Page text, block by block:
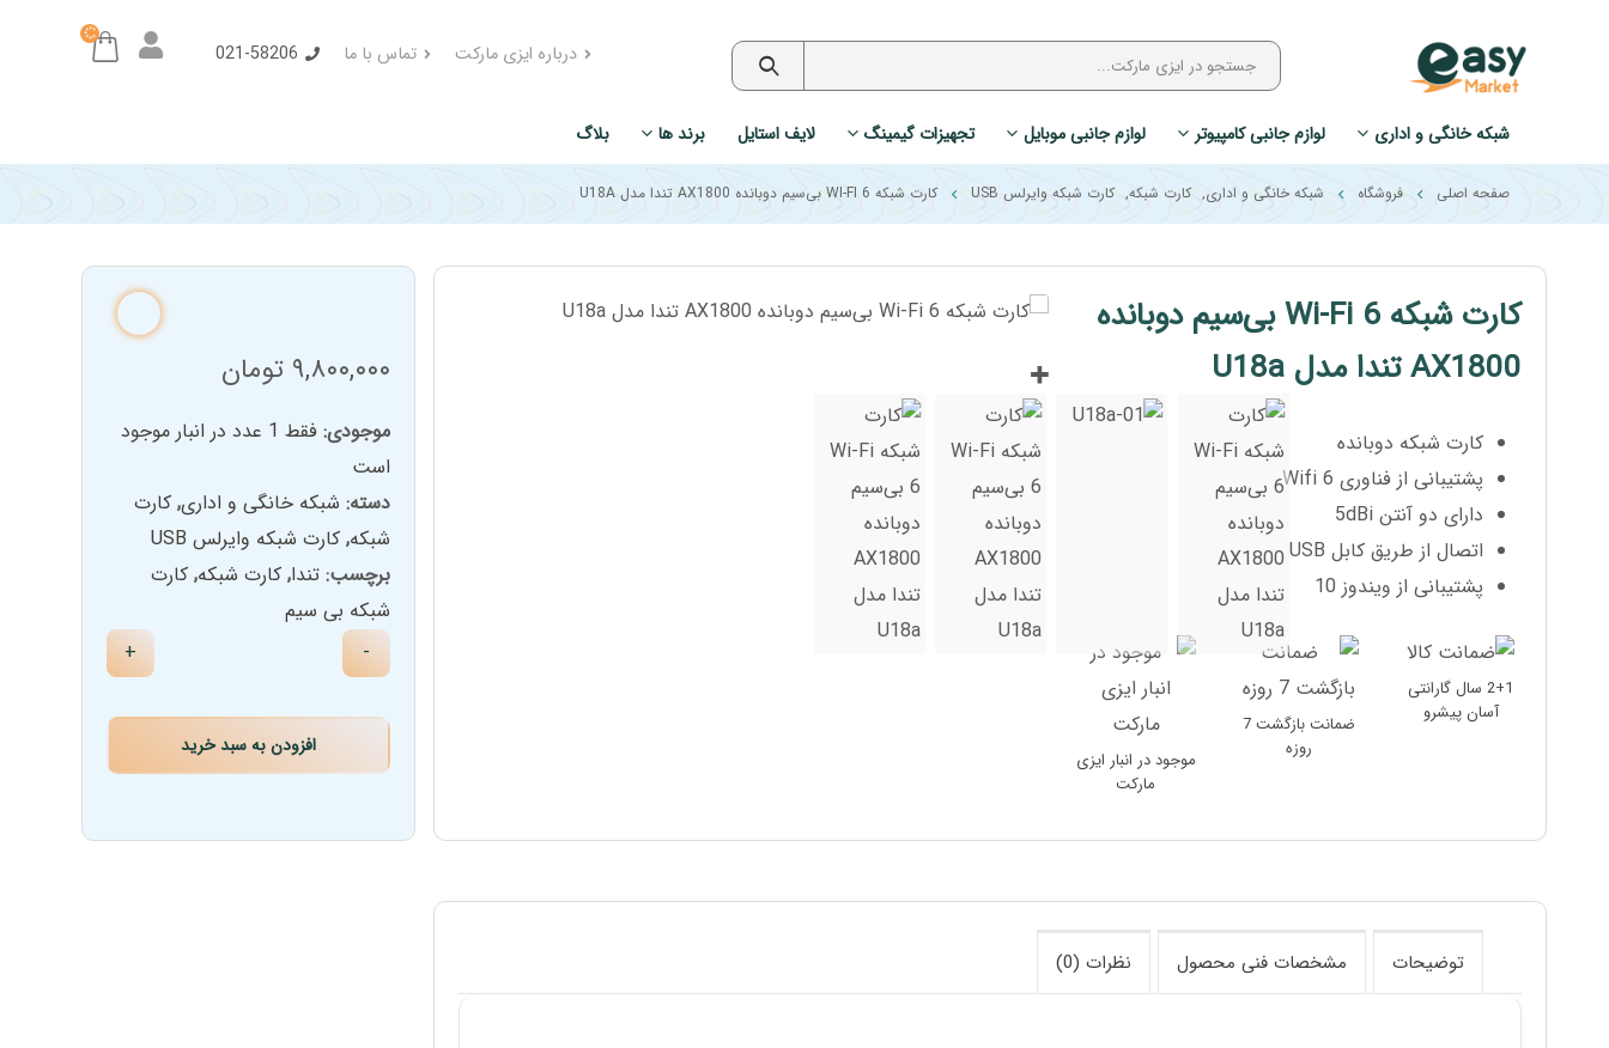
درباره ایزی مارکت تماس با ما 021-58206
شبکه خانگی و اداری لوازم جانبی کامپیوتر لوازم جانبی موبایل تجهیزات گیمینگ لایف استایل برند ها بلاگ
صفحه اصلی فروشگاه شبکه خانگی و اداری, کارت شبکه, کارت شبکه وایرلس USB کارت شبکه WI-FI 6 بی‌سیم دوبانده AX1800 تندا مدل U18A
کارت شبکه Wi-Fi 6 بی‌سیم دوبانده
AX1800 تندا مدل U18a
کارت شبکه دوبانده
پشتیبانی از فناوری Wifi 6
دارای دو آنتن 5dBi
اتصال از طریق کابل USB
پشتیبانی از ویندوز 10
2+1 سال گارانتی
آسان پیشرو
ضمانت بازگشت 7
روزه
موجود در انبار ایزی
مارکت
۹,۸۰۰,۰۰۰ تومان
موجودی:
فقط 1 عدد در انبار موجود
است
دسته: شبکه خانگی و اداری, کارت
شبکه, کارت شبکه وایرلس USB
برچسب: تندا, کارت شبکه, کارت
شبکه بی سیم
-
+
افزودن به سبد خرید
توضیحات مشخصات فنی محصول نظرات (0)